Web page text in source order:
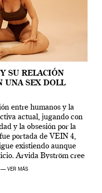
SU RELACIÓN
UNA SEX DOLL
entre humanos y la
actual, jugando con
y la obsesión por la
portada de VEIN 4,
existiendo aunque
Arvida Byström cree
un complejo […]
— VER MÁS